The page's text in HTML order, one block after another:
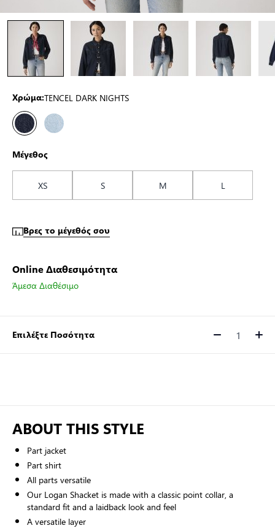
Χρώμα:TENCEL DARK NIGHTS
Μέγεθος
XS S M L
Βρες το μέγεθός σου
Online Διαθεσιμότητα
Άμεσα Διαθέσιμο
Επιλέξτε Ποσότητα Ποσότητα
ABOUT THIS STYLE
Part jacket
Part shirt
All parts versatile
Our Logan Shacket is made with a classic point collar, a
standard fit and a laidback look and feel
A versatile layer